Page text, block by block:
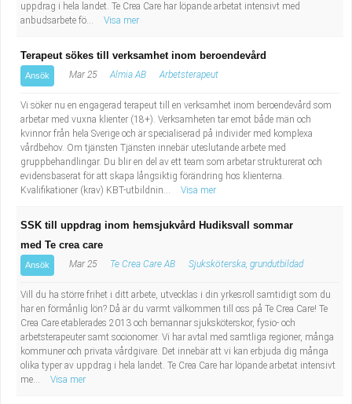
uppdrag i hela landet. Te Crea Care har löpande arbetat intensivt med
anbudsarbete fö...
Visa mer
Terapeut sökes till verksamhet inom beroendevård
Ansök Mar 25 Almia AB Arbetsterapeut
Vi söker nu en engagerad terapeut till en verksamhet inom beroendevård som
arbetar med vuxna klienter (18+). Verksamheten tar emot både män och
kvinnor från hela Sverige och är specialiserad på individer med komplexa
vårdbehov. Om tjänsten Tjänsten innebär uteslutande arbete med
gruppbehandlingar. Du blir en del av ett team som arbetar strukturerat och
evidensbaserat för att skapa långsiktig förändring hos klienterna.
Kvalifikationer (krav) KBT-utbildnin...
Visa mer
SSK till uppdrag inom hemsjukvård Hudiksvall sommar
med Te crea care
Ansök Mar 25 Te Crea Care AB Sjuksköterska, grundutbildad
Vill du ha större frihet i ditt arbete, utvecklas i din yrkesroll samtidigt som du
har en förmånlig lön? Då är du varmt välkommen till oss på Te Crea Care! Te
Crea Care etablerades 2013 och bemannar sjuksköterskor, fysio- och
arbetsterapeuter samt socionomer. Vi har avtal med samtliga regioner, många
kommuner och privata vårdgivare. Det innebär att vi kan erbjuda dig många
olika typer av uppdrag i hela landet. Te Crea Care har löpande arbetat intensivt
me...
Visa mer